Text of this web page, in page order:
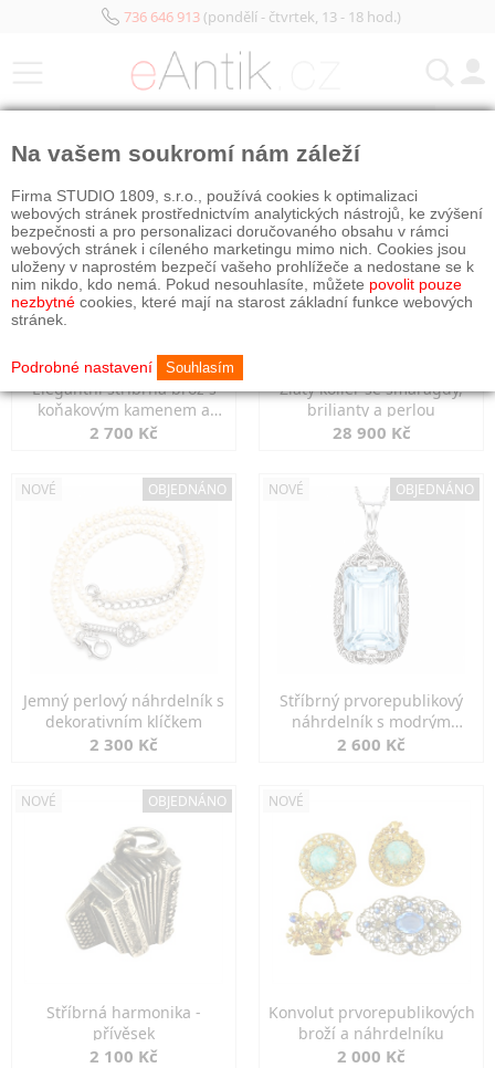
736 646 913(pondělí - čtvrtek, 13 - 18 hod.)
Elegantní stříbrná brož s
koňakovým kamenem a
markazity
2 700 Kč
Zlatý kolier se smaragdy,
brilianty a perlou
28 900 Kč
NOVÉ OBJEDNÁNO
Jemný perlový náhrdelník s
dekorativním klíčkem
2 300 Kč
NOVÉ OBJEDNÁNO
Stříbrný prvorepublikový
náhrdelník s modrým
spinelem
2 600 Kč
NOVÉ OBJEDNÁNO
Stříbrná harmonika -
přívěsek
2 100 Kč
NOVÉ
Konvolut prvorepublikových
broží a náhrdelníku
2 000 Kč
Na vašem soukromí nám záleží
Firma STUDIO 1809, s.r.o., používá cookies k optimalizaci
webových stránek prostřednictvím analytických nástrojů, ke zvýšení
bezpečnosti a pro personalizaci doručovaného obsahu v rámci
webových stránek i cíleného marketingu mimo nich. Cookies jsou
uloženy v naprostém bezpečí vašeho prohlížeče a nedostane se k
nim nikdo, kdo nemá. Pokud nesouhlasíte, můžete povolit pouze
nezbytné cookies, které mají na starost základní funkce webových
stránek.
Podrobné nastavení Souhlasím